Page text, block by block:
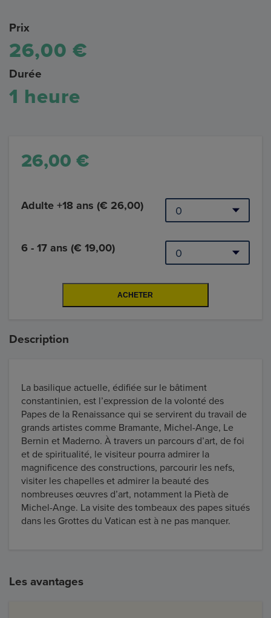
Prix
26,00 €
Durée
1 heure
26,00 €
Adulte +18 ans (€ 26,00)
6 - 17 ans (€ 19,00)
Description
La basilique actuelle, édifiée sur le bâtiment
constantinien, est l’expression de la volonté des
Papes de la Renaissance qui se servirent du travail de
grands artistes comme Bramante, Michel-Ange, Le
Bernin et Maderno. À travers un parcours d’art, de foi
et de spiritualité, le visiteur pourra admirer la
magnificence des constructions, parcourir les nefs,
visiter les chapelles et admirer la beauté des
nombreuses œuvres d’art, notamment la Pietà de
Michel-Ange. La visite des tombeaux des papes situés
dans les Grottes du Vatican est à ne pas manquer.
Les avantages